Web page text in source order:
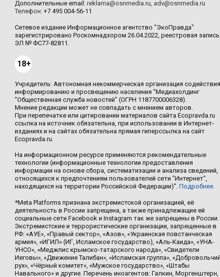
Дополнительные email: reklama@osnmedia.ru, adv@osnmedia.ru
Телефон: +7 495 004-56-11
Сетевое издание Информационное агентство "ЭкоПравда"
зарегистрировано Роскомнадзором 26.04.2022, реестровая запись
ЭЛ № ФС77-82811.
18+
Учредитель: Автономная некоммерческая организация содействия
информированию и просвещению населения "Медиахолдинг
"Общественная служба новостей" (ОГРН 1187700006328).
Мнение редакции может не совпадать с мнением авторов.
При перепечатке или цитировании материалов сайта Ecopravda.ru
ссылка на источник обязательна, при использовании в Интернет-
изданиях и на сайтах обязательна прямая гиперссылка на сайт
Ecopravda.ru.
На информационном ресурсе применяются рекомендательные
технологии (информационные технологии предоставления
информации на основе сбора, систематизации и анализа сведений,
относящихся к предпочтениям пользователей сети "Интернет",
находящихся на территории Российской Федерации)". Подробнее.
*Meta Platforms признана экстремистской организацией, её
деятельность в России запрещена, а также принадлежащие ей
социальные сети Facebook и Instagram так же запрещены в России.
Экстремистские и террористические организации, запрещенные в
РФ: «АУЕ», «Правый сектор», «Азов», «Украинская повстанческая
армия», «ИГИЛ» (ИГ, Исламское государство), «Аль-Каида», «УНА-
УНСО», «Меджлис крымско-татарского народа», «Свидетели
Иеговы», «Движение Талибан», «Исламская группа»,
рух», «Чёрный комитет», «Мужское государство», «Штабы
Навального» и другие. Перечень иноагентов: Галкин, Моргенштерн,